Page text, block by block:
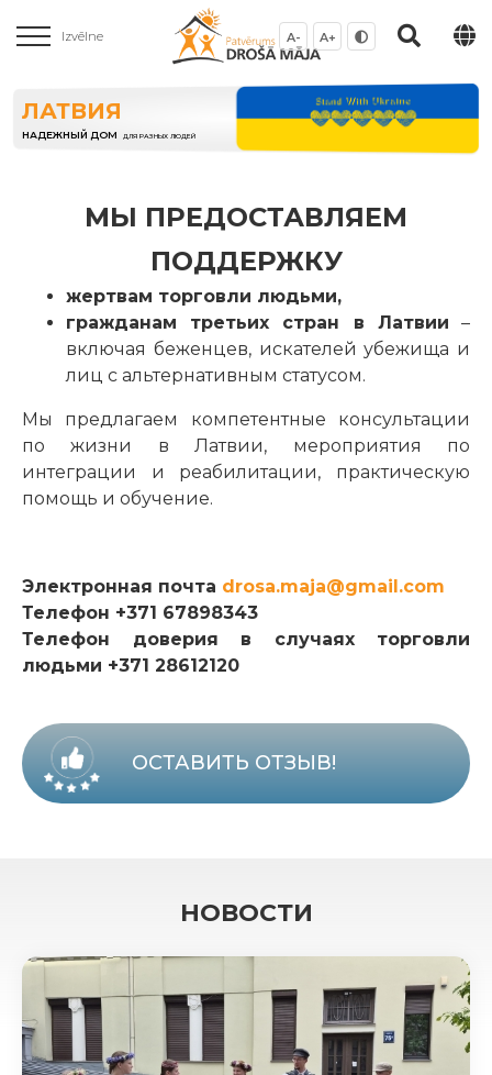
Izvēlne A- A+
ЛАТВИЯ
НАДЕЖНЫЙ ДОМ ДЛЯ РАЗНЫХ ЛЮДЕЙ
МЫ ПРЕДОСТАВЛЯЕМ
ПОДДЕРЖКУ
жертвам торговли людьми,
гражданам третьих стран в Латвии –
включая беженцев, искателей убежища и
лиц с альтернативным статусом.
Мы предлагаем компетентные консультации
по жизни в Латвии, мероприятия по
интеграции и реабилитации, практическую
помощь и обучение.
Электронная почта drosa.maja@gmail.com
Телефон +371 67898343
Телефон доверия в случаях торговли
людьми +371 28612120
ОСТАВИТЬ ОТЗЫВ!
НОВОСТИ